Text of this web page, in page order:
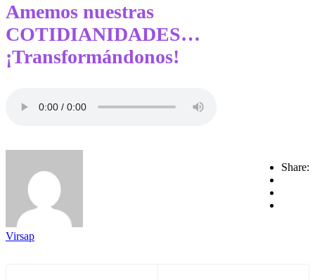
Amemos nuestras
COTIDIANIDADES…
¡Transformándonos!
Share:
Virsap